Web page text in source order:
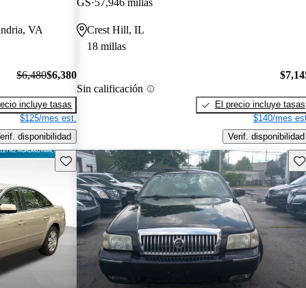
VA
$6,480$6,380
incluye tasas
$125/mes est.
disponibilidad
GS 57,946 millas
Crest Hill, IL
18 millas
Sin calificación
El precio incluye tasas
$140/mes
Verif. disponibilidad
Guarda este Aviso